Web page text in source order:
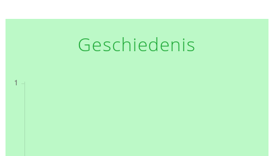
Geschiedenis